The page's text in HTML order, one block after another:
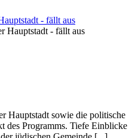
- fällt aus
Hauptstadt sowie die politische
des Programms. Tiefe Einblicke